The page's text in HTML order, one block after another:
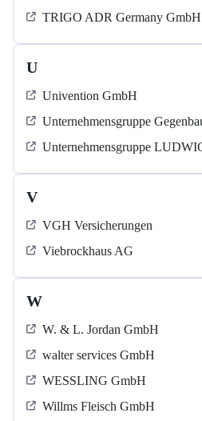
TRIGO ADR Germany GmbH
U
Univention GmbH
Unternehmensgruppe
Unternehmensgruppe
V
VGH Versicherungen
Viebrockhaus AG
W
W. & L. Jordan GmbH
walter services GmbH
WESSLING GmbH
Willms Fleisch GmbH